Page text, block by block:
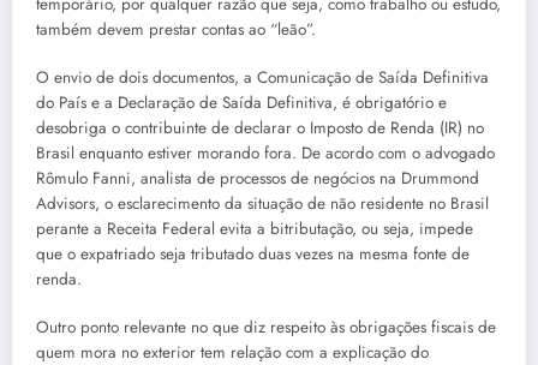
também devem prestar contas ao “leão”.
O envio de dois documentos, a Comunicação de Saída Definitiva
do País e a Declaração de Saída Definitiva, é obrigatório e
desobriga o contribuinte de declarar o Imposto de Renda (IR) no
Brasil enquanto estiver morando fora. De acordo com o advogado
Rômulo Fanni, analista de processos de negócios na Drummond
Advisors, o esclarecimento da situação de não residente no Brasil
perante a Receita Federal evita a bitributação, ou seja, impede
que o expatriado seja tributado duas vezes na mesma fonte de
renda.
Outro ponto relevante no que diz respeito às obrigações fiscais de
quem mora no exterior tem relação com a explicação do